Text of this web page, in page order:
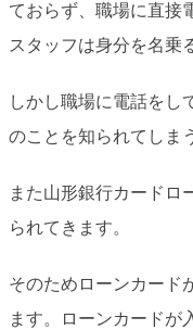
ておらず、職場に直接
スタッフは身分を名乗
しかし職場に電話をし
のことを知られてしま
また山形銀行カードロ
られてきます。
そのためローンカード
ます。ローンカードが